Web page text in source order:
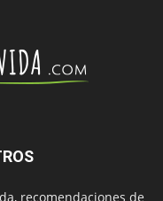
recomendaciones de